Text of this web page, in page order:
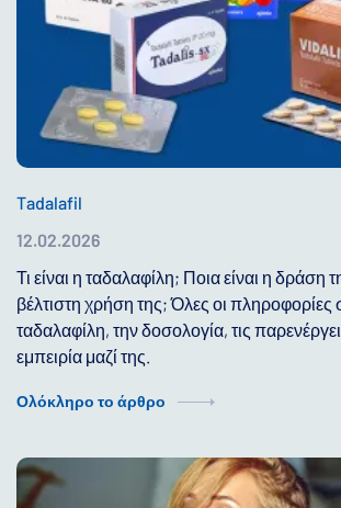
Tadalafil
12.02.2026
Τι είναι η ταδαλαφίλη; Ποια είναι η δράση
βέλτιστη χρήση της; Όλες οι πληροφορίες
ταδαλαφίλη, την δοσολογία, τις
εμπειρία μαζί της.
Ολόκληρο το άρθρο